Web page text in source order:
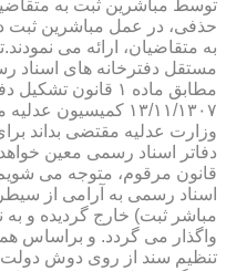
توسط مباشرین ثبت به
حذفی، در عمل مباشرین ثبت
به متقاضیان، ارائه می
مطابق ماده ۱
۱۳/۱۱/۱۳۰۷
وزارت عدلیه مقتضی بداند
دفاتر اسناد رسمی معین
قانون مرقوم، متوجه می
اسناد رسمی به آرامی از
مباشر ثبت) خارج گردیده و
واگذار می گردد. و براساس
تنظیم سند از روی دوش